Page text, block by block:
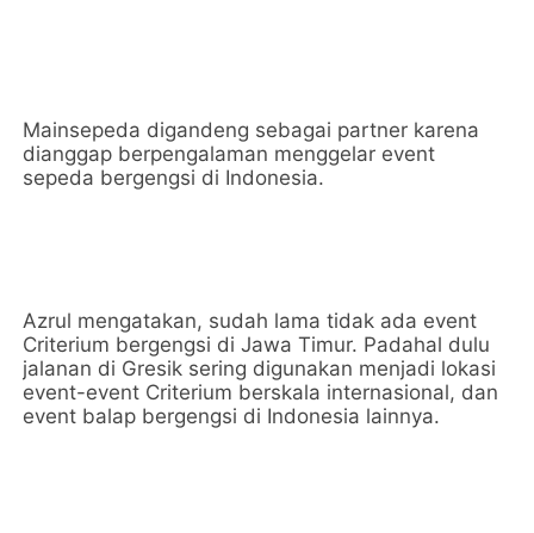
Mainsepeda digandeng sebagai partner karena
dianggap berpengalaman menggelar event
sepeda bergengsi di Indonesia.
Azrul mengatakan, sudah lama tidak ada event
Criterium bergengsi di Jawa Timur. Padahal dulu
jalanan di Gresik sering digunakan menjadi lokasi
event-event Criterium berskala internasional, dan
event balap bergengsi di Indonesia lainnya.